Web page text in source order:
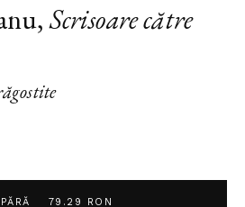
,Scrisoare către
79.29 RON